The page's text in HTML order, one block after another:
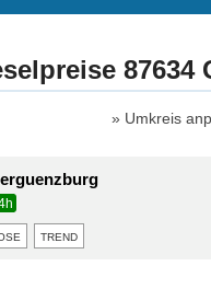
87634
Umkreis
trend